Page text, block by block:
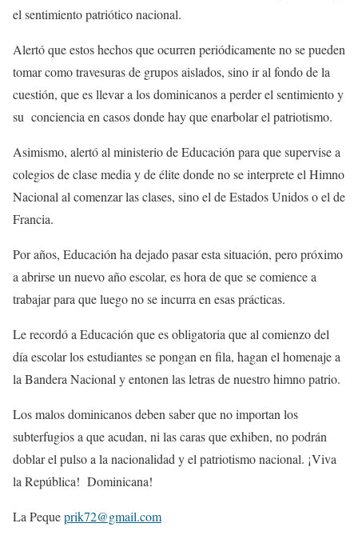
el sentimiento patriótico nacional.
Alertó que estos hechos que ocurren periódicamente no se pueden
tomar como travesuras de grupos aislados, sino ir al fondo de la
cuestión, que es llevar a los dominicanos a perder el sentimiento y
su conciencia en casos donde hay que enarbolar el patriotismo.
Asimismo, alertó al ministerio de Educación para que supervise a
colegios de clase media y de élite donde no se interprete el Himno
Nacional al comenzar las clases, sino el de Estados Unidos o el de
Francia.
Por años, Educación ha dejado pasar esta situación, pero próximo
a abrirse un nuevo año escolar, es hora de que se comience a
trabajar para que luego no se incurra en esas prácticas.
Le recordó a Educación que es obligatoria que al comienzo del
día escolar los estudiantes se pongan en fila, hagan el homenaje a
la Bandera Nacional y entonen las letras de nuestro himno patrio.
Los malos dominicanos deben saber que no importan los
subterfugios a que acudan, ni las caras que exhiben, no podrán
doblar el pulso a la nacionalidad y el patriotismo nacional. ¡Viva
la República! Dominicana!
La Pequeprik72@gmail.com